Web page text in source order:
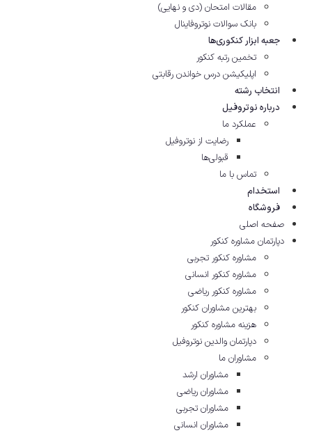
مقالات امتحان (دی و نهایی)
بانک سوالات نوتروفاینال
جعبه ابزار کنکوری‌ها
تخمین رتبه کنکور
اپلیکیشن درس خواندن رقابتی
انتخاب رشته
درباره نوتروفیل
عملکرد ما
رضایت از نوتروفیل
قبولی‌ها
تماس با ما
استخدام
فروشگاه
صفحه اصلی
دپارتمان مشاوره کنکور
مشاوره کنکور تجربی
مشاوره کنکور انسانی
مشاوره کنکور ریاضی
بهترین مشاوران کنکور
هزینه مشاوره کنکور
دپارتمان والدین نوتروفیل
مشاوران ما
مشاوران ارشد
مشاوران ریاضی
مشاوران تجربی
مشاوران انسانی